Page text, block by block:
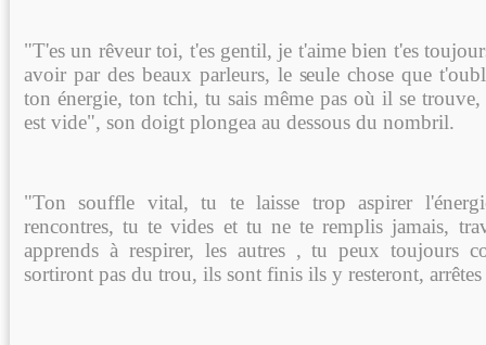
"T'es un rêveur toi, t'es gentil, je t'aime bien t'es
avoir par des beaux parleurs, le seule chose que
ton énergie, ton tchi, tu sais même pas où il se
est vide", son doigt plongea au dessous du nombril.
"Ton souffle vital, tu te laisse trop aspirer
rencontres, tu te vides et tu ne te remplis jamais,
apprends à respirer, les autres , tu peux toujours
sortiront pas du trou, ils sont finis ils y resteront,